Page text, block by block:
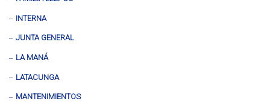
INTERNA
JUNTA GENERAL
LA MANÁ
LATACUNGA
MANTENIMIENTOS